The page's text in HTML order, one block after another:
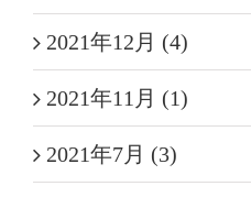
2021年12月 (4)
2021年11月 (1)
2021年7月 (3)